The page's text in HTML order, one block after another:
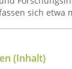
sich etwa
(Inhalt)